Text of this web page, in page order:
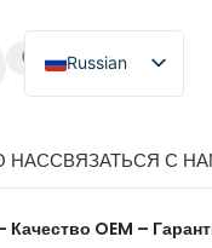
Russian
English
Spanish
НАССВЯЗАТЬСЯ С
OEM –